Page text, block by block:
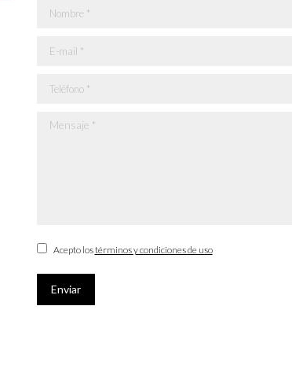
Nombre *
E-mail *
Teléfono *
Mensaje *
Acepto lostérminos y condiciones de uso
Enviar